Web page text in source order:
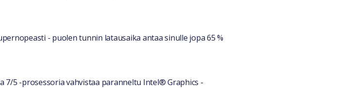
- puolen tunnin latausaika antaa sinulle jopa 65 %
7/5 -prosessoria vahvistaa paranneltu Intel® Graphics -